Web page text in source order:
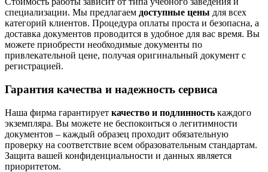
специализации. Мы предлагаем доступные цены для всех
категорий клиентов. Процедура оплаты проста и безопасна, а
доставка документов проводится в удобное для вас время. Вы
можете приобрести необходимые документы по
привлекательной цене, получая оригинальный документ с
регистрацией.
Гарантия качества и надежность сервиса
Наша фирма гарантирует качество и подлинность каждого
экземпляра. Вы можете не беспокоиться о легитимности
документов – каждый образец проходит обязательную
проверку на соответствие всем образовательным стандартам.
Защита вашей конфиденциальности и данных является
приоритетом.